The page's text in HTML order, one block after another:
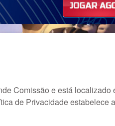
Comissão e está localizado
de Privacidade estabelece